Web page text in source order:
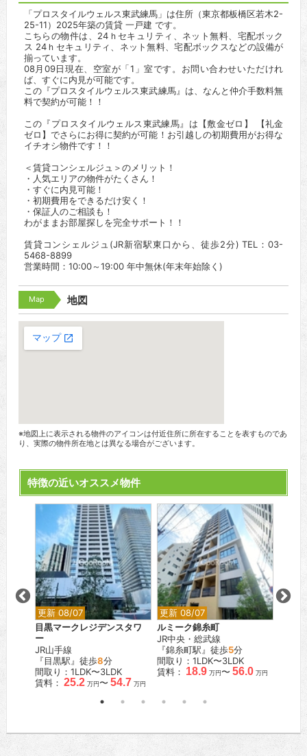
「プロスタイルウェルス東武練馬」は住所（東京都板橋区若木2-
25-11）2025年築の賃貸 一戸建 です。
こちらの物件は、24ｈセキュリティ、ネット無料、宅配ボック
ス 24ｈセキュリティ、ネット無料、宅配ボックスなどの設備が
揃っています。
08月09日現在、空室が「1」室です。お問い合わせいただけれ
ば、すぐに内見が可能です。
この『プロスタイルウェルス東武練馬』は、なんと仲介手数料無
料で契約が可能！！
この『プロスタイルウェルス東武練馬』は【敷金ゼロ】 【礼金
ゼロ】でさらにお得に契約が可能！お引越しの初期費用がお得な
イチオシ物件です！！
＜賃貸コンシェルジュ＞のメリット！
・人気エリアの物件がたくさん！
・すぐに内見可能！
・初期費用をできるだけ安く！
・保証人のご相談も！
わがままお部屋探しを完全サポート！！
賃貸コンシェルジュ(JR新宿駅東口から、徒歩2分) TEL：03-
5468-8899
営業時間：10:00～19:00 年中無休(年末年始除く)
Map 地図
※地図上に表示される物件のアイコンは付近住所に所在することを表すものであ
り、実際の物件所在地とは異なる場合がございます。
特徴の近いオススメ物件
更新 08/07
目黒マークレジデンスタワ
ー
JR山手線
『目黒駅』徒歩8分
間取り：1LDK〜3LDK
賃料： 25.2 万円〜 54.7 万円
更新 08/07
ルミーク錦糸町
JR中央・総武線
『錦糸町駅』徒歩5分
間取り：1LDK〜3LDK
賃料： 18.9 万円〜 56.0 万円